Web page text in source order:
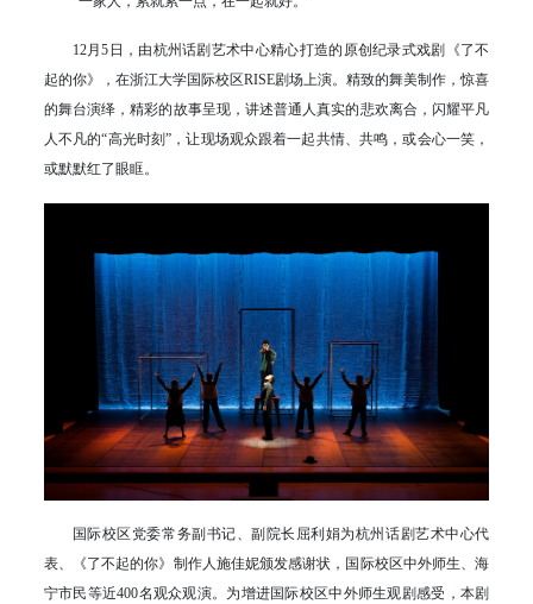
12月5日，由杭州话剧艺术中心精心打造的原创纪录式戏剧《了不
起的你》，在浙江大学国际校区RISE剧场上演。精致的舞美制作，惊喜
的舞台演绎，精彩的故事呈现，讲述普通人真实的悲欢离合，闪耀平凡
人不凡的“高光时刻”，让现场观众跟着一起共情、共鸣，或会心一笑，
或默默红了眼眶。
国际校区党委常务副书记、副院长屈利娟为杭州话剧艺术中心代
表、《了不起的你》制作人施佳妮颁发感谢状，国际校区中外师生、海
宁市民等近400名观众观演。为增进国际校区中外师生观剧感受，本剧